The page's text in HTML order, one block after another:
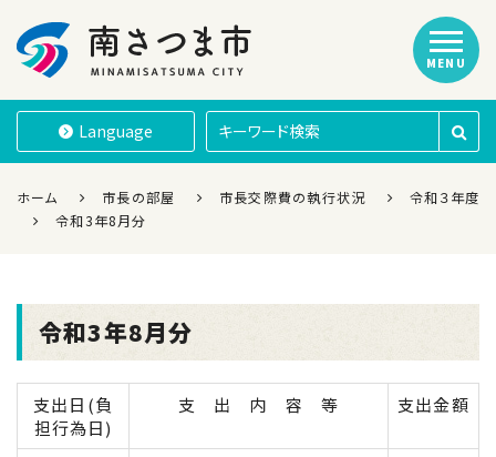
南さつま市
Language
MENU
ホーム 市長の部屋 市長交際費の執行状況
令和３年度
令和3年8月分
令和3年8月分
支出日(負
担行為日)
支 出 内 容 等 支出金額